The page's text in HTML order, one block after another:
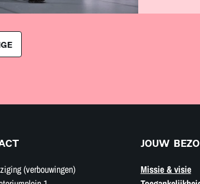
(verbouwingen)
JOUW
Missie & visie